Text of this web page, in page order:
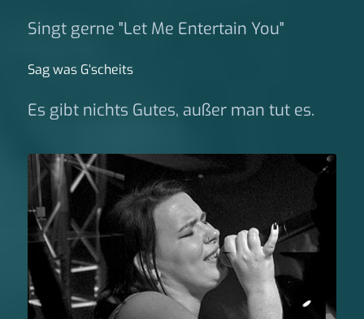
Singt gerne "Let Me Entertain You"
Sag was G‘scheits
Es gibt nichts Gutes, außer man tut es.